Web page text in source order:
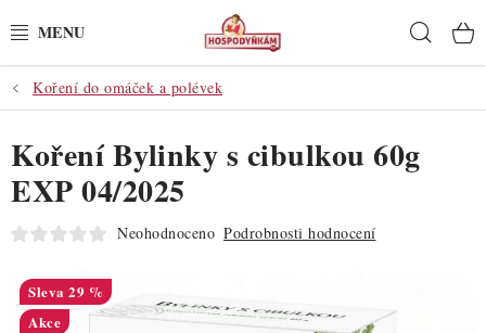
na
POTŘEBY
POMŮCKY
SUROVINY
PRO OSLAVY
Koření do omáček a polévek
Koření Bylinky s cibulkou 60g
EXP 04/2025
Neohodnoceno Podrobnosti hodnocení
29 %
Akce